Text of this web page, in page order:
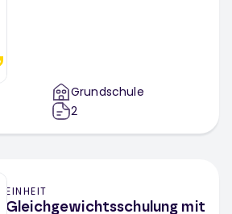
Grundschule
2
EINHEIT
Gleichgewichtsschulung mit